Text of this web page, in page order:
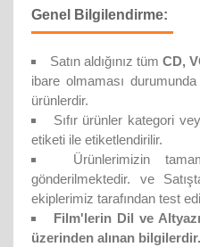
Genel Bilgilendirme:
Satın aldığınız tüm CD,
ibare olmaması
ürünlerdir.
Sıfır ürünler kategori
etiketi ile etiketlendirilir.
Ürünlerimizin
gönderilmektedir. ve
ekiplerimiz tarafından test
Film'lerin Dil ve
üzerinden alınan bilgilerdir.